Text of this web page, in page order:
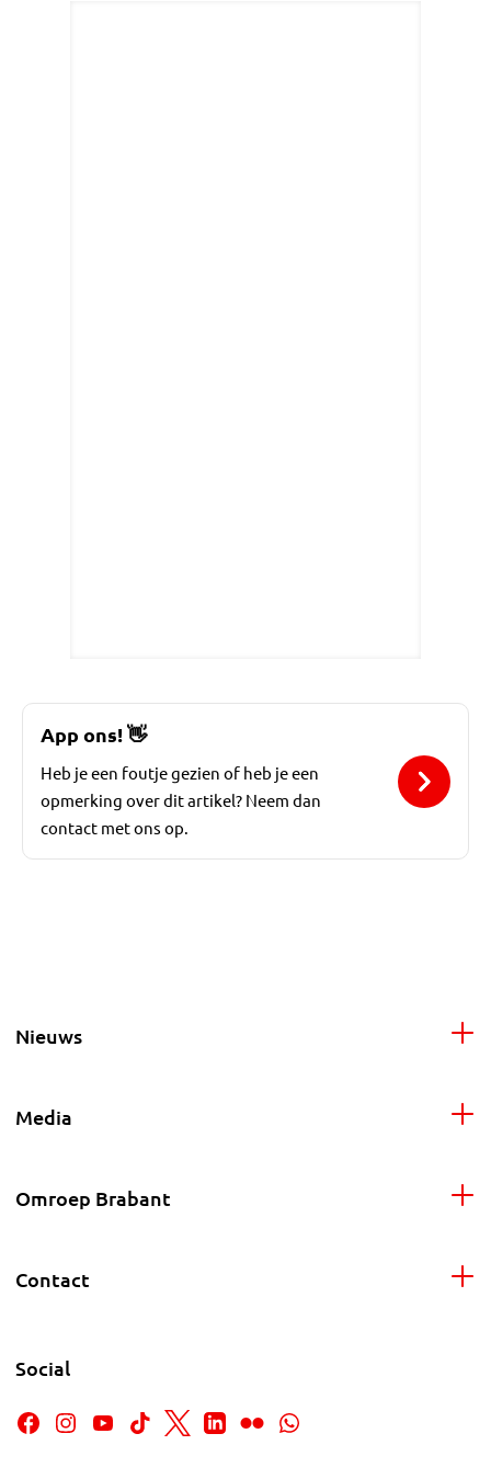
App ons!👋
Heb je een foutje gezien of heb je een
opmerking over dit artikel? Neem dan
contact met ons op.
Nieuws
Media
Omroep Brabant
Contact
Social